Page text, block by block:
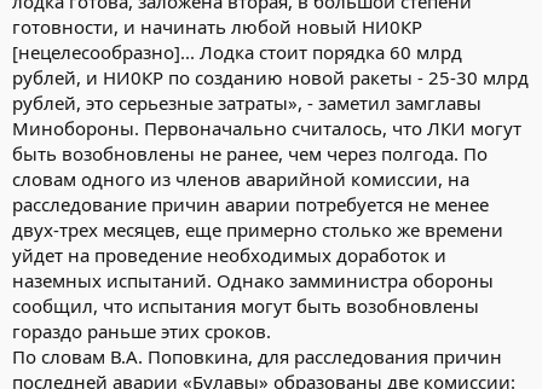
готовности, и начинать любой новый НИ0КР
[нецелесообразно]... Лодка стоит порядка 60 млрд
рублей, и НИ0КР по созданию новой ракеты - 25-30 млрд
рублей, это серьезные затраты», - заметил замглавы
Минобороны. Первоначально считалось, что ЛКИ могут
быть возобновлены не ранее, чем через полгода. По
словам одного из членов аварийной комиссии, на
расследование причин аварии потребуется не менее
двух-трех месяцев, еще примерно столько же времени
уйдет на проведение необходимых доработок и
наземных испытаний. Однако замминистра обороны
сообщил, что испытания могут быть возобновлены
гораздо раньше этих сроков.
По словам В.А. Поповкина, для расследования причин
последней аварии «Булавы» образованы две комиссии: